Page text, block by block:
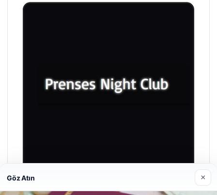
Prenses Night Club
Göz Atın ×